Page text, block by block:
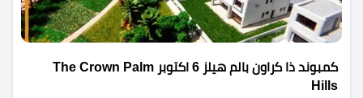
كمبوند ذا كراون بالم هيلز 6 اكتوبر The Crown Palm
Hills